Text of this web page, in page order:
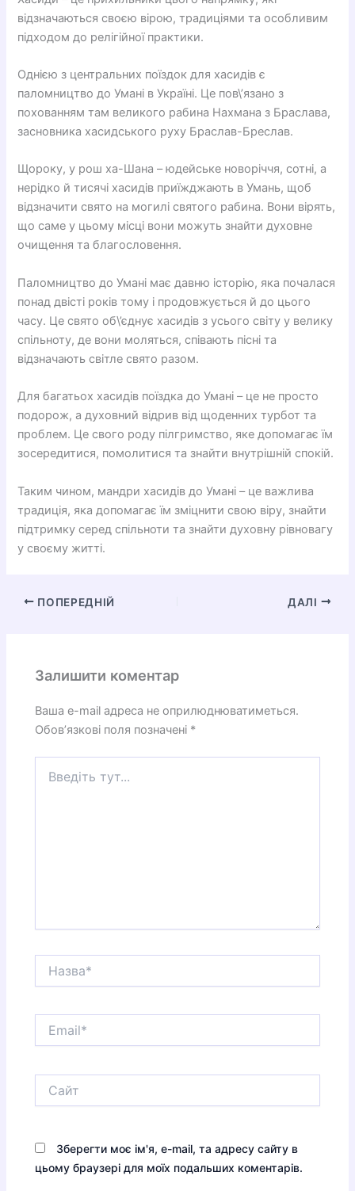
відзначаються своєю вірою, традиціями та особливим
підходом до релігійної практики.
Однією з центральних поїздок для хасидів є
паломництво до Умані в Україні. Це пов\’язано з
похованням там великого рабина Нахмана з Браслава,
засновника хасидського руху Браслав-Бреслав.
Щороку, у рош ха-Шана – юдейське новоріччя, сотні, а
нерідко й тисячі хасидів приїжджають в Умань, щоб
відзначити свято на могилі святого рабина. Вони вірять,
що саме у цьому місці вони можуть знайти духовне
очищення та благословення.
Паломництво до Умані має давню історію, яка почалася
понад двісті років тому і продовжується й до цього
часу. Це свято об\’єднує хасидів з усього світу у велику
спільноту, де вони моляться, співають пісні та
відзначають світле свято разом.
Для багатьох хасидів поїздка до Умані – це не просто
подорож, а духовний відрив від щоденних турбот та
проблем. Це свого роду пілгримство, яке допомагає їм
зосередитися, помолитися та знайти внутрішній спокій.
Таким чином, мандри хасидів до Умані – це важлива
традиція, яка допомагає їм зміцнити свою віру, знайти
підтримку серед спільноти та знайти духовну рівновагу
у своєму житті.
ПОПЕРЕДНІЙ ДАЛІ
Залишити коментар
Ваша e-mail адреса не оприлюднюватиметься.
Обов’язкові поля позначені *
тут...
Зберегти моє ім'я, e-mail, та адресу сайту в
цьому браузері для моїх подальших коментарів.